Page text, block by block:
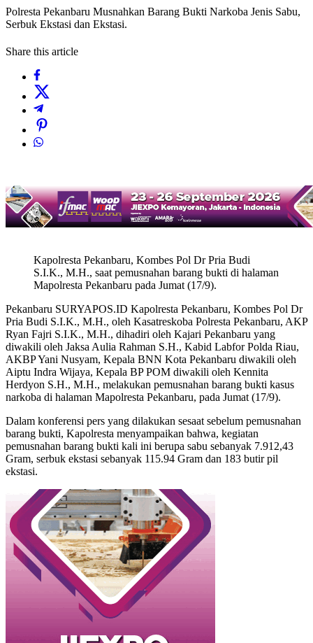
Polresta Pekanbaru Musnahkan Barang Bukti Narkoba Jenis Sabu,
Serbuk Ekstasi dan Ekstasi.
Share this article
Kapolresta Pekanbaru, Kombes Pol Dr Pria Budi
S.I.K., M.H., saat pemusnahan barang bukti di halaman
Mapolresta Pekanbaru pada Jumat (17/9).
Pekanbaru SURYAPOS.ID Kapolresta Pekanbaru, Kombes Pol Dr
Pria Budi S.I.K., M.H., oleh Kasatreskoba Polresta Pekanbaru, AKP
Ryan Fajri S.I.K., M.H., dihadiri oleh Kajari Pekanbaru yang
diwakili oleh Jaksa Aulia Rahman S.H., Kabid Labfor Polda Riau,
AKBP Yani Nusyam, Kepala BNN Kota Pekanbaru diwakili oleh
Aiptu Indra Wijaya, Kepala BP POM diwakili oleh Kennita
Herdyon S.H., M.H., melakukan pemusnahan barang bukti kasus
narkoba di halaman Mapolresta Pekanbaru, pada Jumat (17/9).
Dalam konferensi pers yang dilakukan sesaat sebelum pemusnahan
barang bukti, Kapolresta menyampaikan bahwa, kegiatan
pemusnahan barang bukti kali ini berupa sabu sebanyak 7.912,43
Gram, serbuk ekstasi sebanyak 115.94 Gram dan 183 butir pil
ekstasi.